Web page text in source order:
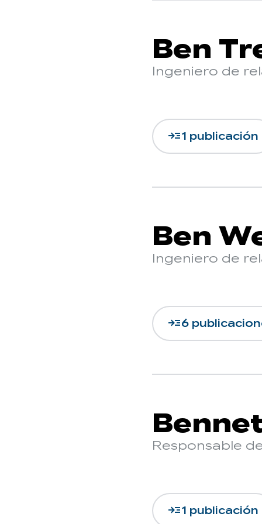
Ben
Ingeniero de
read_more1 publicación
Ben
Ingeniero de
read_more6
Responsable
read_more1 publicación